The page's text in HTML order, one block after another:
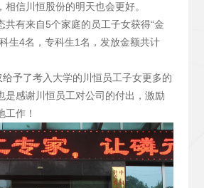
信川恒股份的明天也会更好。
共有来自5个家庭的员工子女获得“金
生4名，专科生1名，发放金额共计
给予了考入大学的川恒员工子女更多的
是感谢川恒员工对公司的付出，激励
工作！